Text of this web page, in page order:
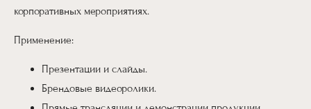
корпоративных мероприятиях.
Применение:
Презентации и слайды.
Брендовые видеоролики.